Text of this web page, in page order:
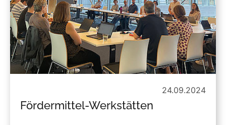
24.09.2024
Fördermittel-Werkstätten